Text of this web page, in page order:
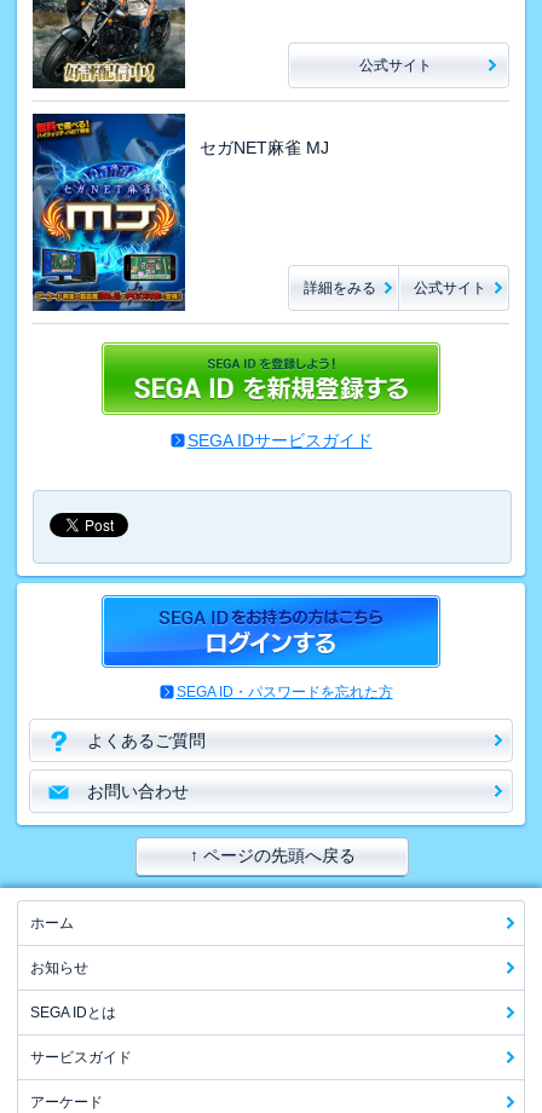
公式サイト
セガNET麻雀 MJ
詳細をみる 公式サイト
SEGA IDサービスガイド
SEGA ID・パスワードを忘れた方
よくあるご質問
お問い合わせ
↑ ページの先頭へ戻る
ホーム
お知らせ
SEGA IDとは
サービスガイド
アーケード